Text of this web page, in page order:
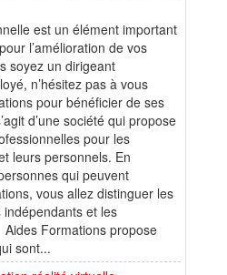
est un élément important
l’amélioration de vos
soyez un dirigeant
n’hésitez pas à vous
pour bénéficier de ses
d’une société qui propose
pour les
leurs personnels. En
qui peuvent
vous allez distinguer les
et les
Formations propose
sont...